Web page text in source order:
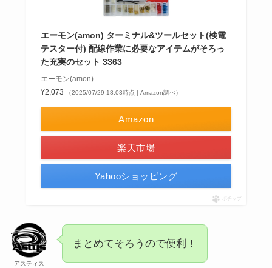
エーモン(amon) ターミナル&ツールセット(検電
テスター付) 配線作業に必要なアイテムがそろっ
た充実のセット 3363
エーモン(amon)
¥2,073
（2025/07/29 18:03時点 | Amazon調べ）
Amazon
楽天市場
Yahooショッピング
ポチップ
アスティス
まとめてそろうので便利！